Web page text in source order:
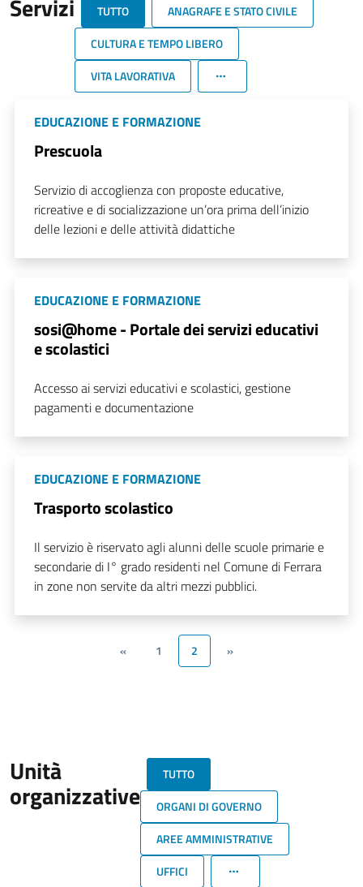
Servizi TUTTO
ANAGRAFE E STATO CIVILE
CULTURA E TEMPO LIBERO
VITA LAVORATIVA
EDUCAZIONE E FORMAZIONE
Prescuola
Servizio di accoglienza con proposte educative,
ricreative e di socializzazione un’ora prima dell’inizio
delle lezioni e delle attività didattiche
EDUCAZIONE E FORMAZIONE
sosi@home - Portale dei servizi educativi
e scolastici
Accesso ai servizi educativi e scolastici, gestione
pagamenti e documentazione
EDUCAZIONE E FORMAZIONE
Trasporto scolastico
Il servizio è riservato agli alunni delle scuole primarie e
secondarie di I° grado residenti nel Comune di Ferrara
in zone non servite da altri mezzi pubblici.
« 1 2 »
Unità
organizzative
TUTTO
ORGANI DI GOVERNO
AREE AMMINISTRATIVE
UFFICI